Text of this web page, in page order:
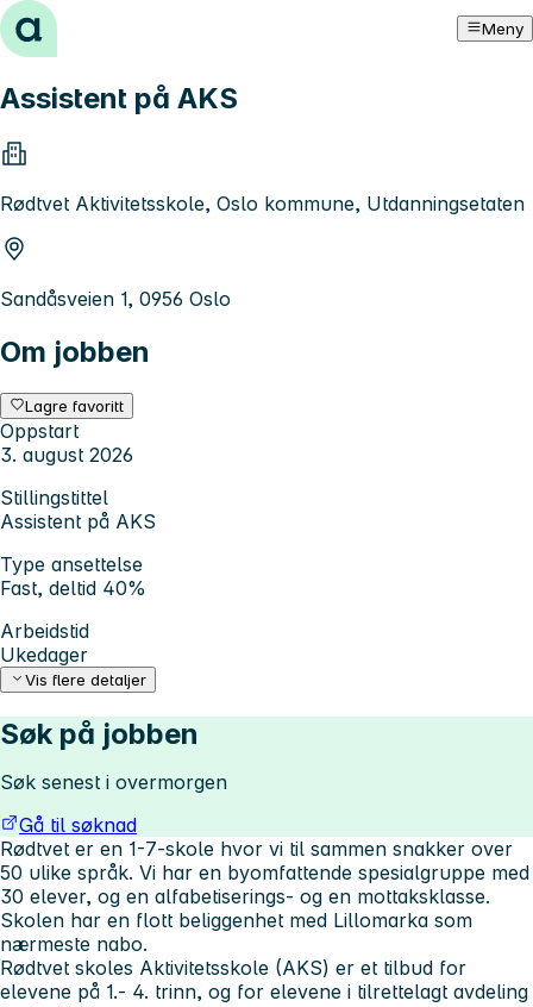
Hopp til innhold Meny
Assistent på AKS
Rødtvet Aktivitetsskole, Oslo kommune, Utdanningsetaten
Sandåsveien 1, 0956 Oslo
Om jobben
Lagre favoritt
Oppstart
3. august 2026
Stillingstittel
Assistent på AKS
Type ansettelse
Fast, deltid 40%
Arbeidstid
Ukedager
Vis flere detaljer
Søk på jobben
Søk senest i overmorgen
Gå til søknad
Rødtvet er en 1-7-skole hvor vi til sammen snakker over
50 ulike språk. Vi har en byomfattende spesialgruppe med
30 elever, og en alfabetiserings- og en mottaksklasse.
Skolen har en flott beliggenhet med Lillomarka som
nærmeste nabo.
Rødtvet skoles Aktivitetsskole (AKS) er et tilbud for
elevene på 1.- 4. trinn, og for elevene i tilrettelagt avdeling